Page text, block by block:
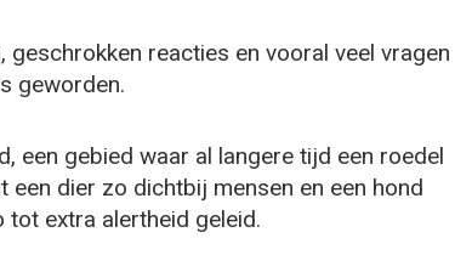
reacties en vooral veel vragen
geworden.
een gebied waar al langere tijd een roedel
dier zo dichtbij mensen en een hond
extra alertheid geleid.